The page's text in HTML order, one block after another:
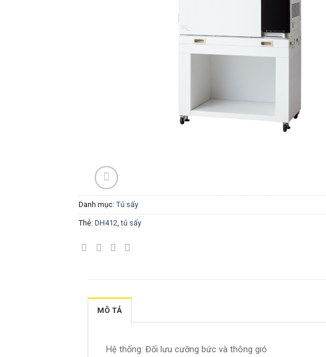
Danh mục: Tủ sấy
Thẻ: DH412,tủ sấy
MÔ TẢ
Hệ thống: Đối lưu cưỡng bức và thông gió